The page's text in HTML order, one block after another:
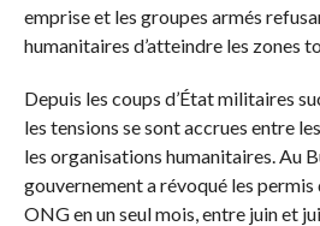
emprise et les groupes armés
humanitaires d’atteindre les zones
Depuis les coups d’État militaires
les tensions se sont accrues entre
les organisations humanitaires. Au
gouvernement a révoqué les permis
ONG en un seul mois, entre juin et